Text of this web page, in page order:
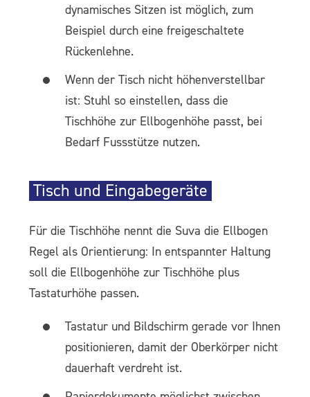
dynamisches Sitzen ist möglich, zum
Beispiel durch eine freigeschaltete
Rückenlehne.
Wenn der Tisch nicht höhenverstellbar
ist: Stuhl so einstellen, dass die
Tischhöhe zur Ellbogenhöhe passt, bei
Bedarf Fussstütze nutzen.
Tisch und Eingabegeräte
Für die Tischhöhe nennt die Suva die Ellbogen
Regel als Orientierung: In entspannter Haltung
soll die Ellbogenhöhe zur Tischhöhe plus
Tastaturhöhe passen.
Tastatur und Bildschirm gerade vor Ihnen
positionieren, damit der Oberkörper nicht
dauerhaft verdreht ist.